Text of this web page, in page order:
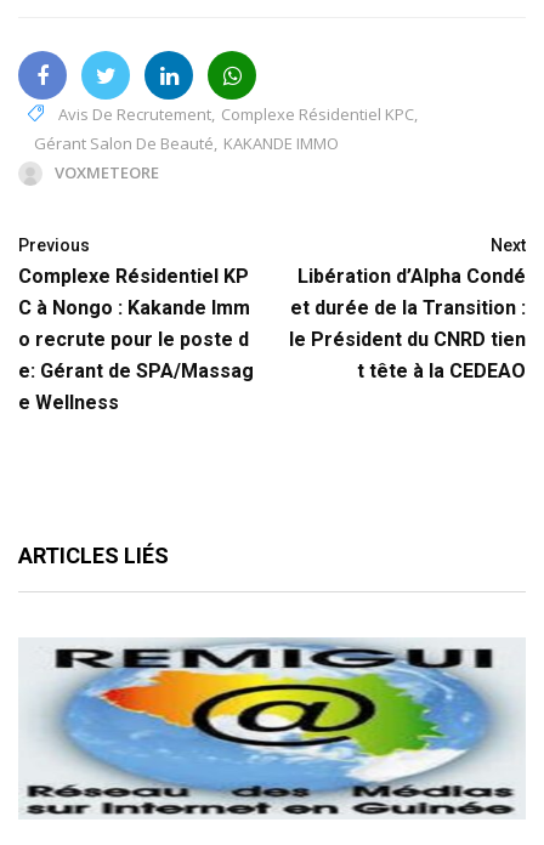
Avis De Recrutement, Complexe Résidentiel KPC,
Gérant Salon De Beauté, KAKANDE IMMO
VOXMETEORE
Previous
Complexe Résidentiel KP
C à Nongo : Kakande Imm
o recrute pour le poste d
e: Gérant de SPA/Massag
e Wellness
Next
Libération d’Alpha Condé
et durée de la Transition :
le Président du CNRD tien
t tête à la CEDEAO
ARTICLES LIÉS